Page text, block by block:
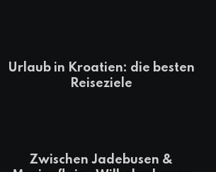
Urlaub in Kroatien: die besten
Reiseziele
Zwischen Jadebusen &